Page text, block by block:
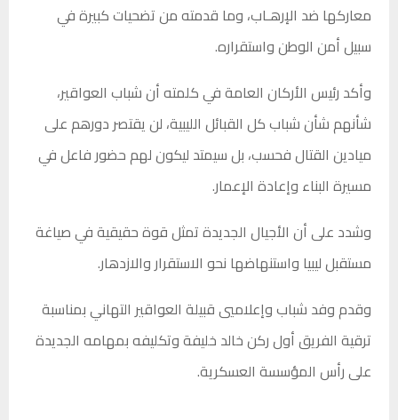
معاركها ضد الإرهـاب، وما قدمته من تضحيات كبيرة في
سبيل أمن الوطن واستقراره.
وأكد رئيس الأركان العامة في كلمته أن شباب العواقير،
شأنهم شأن شباب كل القبائل الليبية، لن يقتصر دورهم على
ميادين القتال فحسب، بل سيمتد ليكون لهم حضور فاعل في
مسيرة البناء وإعادة الإعمار.
وشدد على أن الأجيال الجديدة تمثل قوة حقيقية في صياغة
مستقبل ليبيا واستنهاضها نحو الاستقرار والازدهار.
وقدم وفد شباب وإعلاميي قبيلة العواقير التهاني بمناسبة
ترقية الفريق أول ركن خالد خليفة وتكليفه بمهامه الجديدة
على رأس المؤسسة العسكرية.